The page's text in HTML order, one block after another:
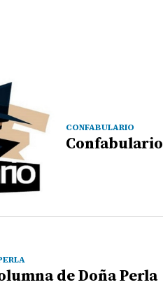
CONFABULARIO
Confabulario
de Doña Perla